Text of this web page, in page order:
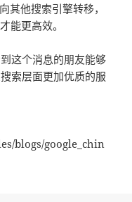
其他搜索引擎转移，
能更高效。
这个消息的朋友能够
索层面更加优质的服
blogs/google_chin